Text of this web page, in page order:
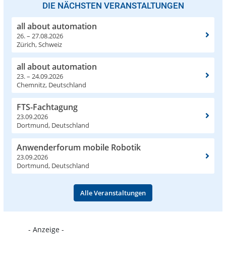
DIE NÄCHSTEN VERANSTALTUNGEN
all about automation
26. – 27.08.2026
Zürich, Schweiz
all about automation
23. – 24.09.2026
Chemnitz, Deutschland
FTS-Fachtagung
23.09.2026
Dortmund, Deutschland
Anwenderforum mobile Robotik
23.09.2026
Dortmund, Deutschland
Alle Veranstaltungen
- Anzeige -